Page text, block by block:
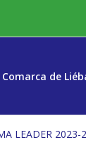
de
LEADER 2023-